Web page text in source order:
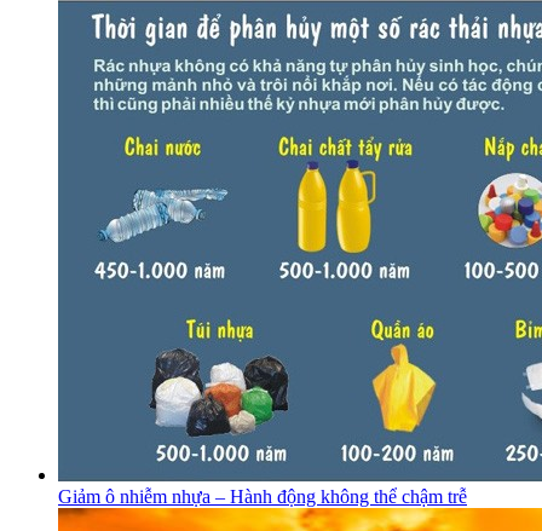
Giảm ô nhiễm nhựa – Hành động không thể chậm trễ